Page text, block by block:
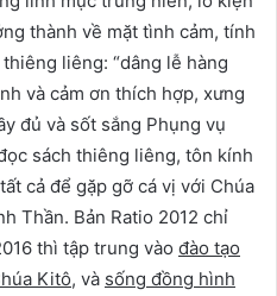
thành về mặt tình cảm, tính
liêng: “dâng lễ hàng
và cảm ơn thích hợp, xưng
đủ và sốt sắng Phụng vụ
sách thiêng liêng, tôn kính
cả để gặp gỡ cá vị với Chúa
Thần. Bản Ratio 2012 chỉ
thì tập trung vào đào tạo
Kitô, và sống đồng hình